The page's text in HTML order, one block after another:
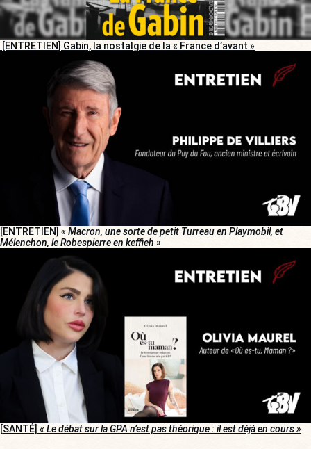
[ENTRETIEN] Gabin, la nostalgie de la « France d’avant »
[ENTRETIEN] « Macron, une sorte de petit Turreau en Playmobil, et
Mélenchon, le Robespierre en keffieh »
[SANTÉ] « Le débat sur la GPA n’est pas théorique : il est déjà en cours »